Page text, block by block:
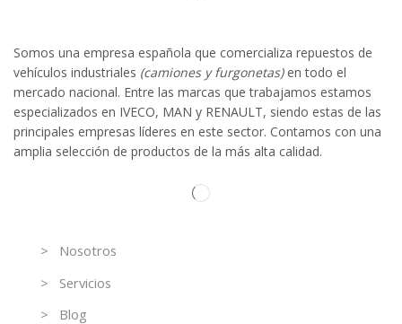
Somos una empresa española que comercializa repuestos de
vehículos industriales (camiones y furgonetas)en todo el
mercado nacional. Entre las marcas que trabajamos estamos
especializados en IVECO, MAN y RENAULT, siendo estas de las
principales empresas líderes en este sector. Contamos con una
amplia selección de productos de la más alta calidad.
> Nosotros
> Servicios
> Blog